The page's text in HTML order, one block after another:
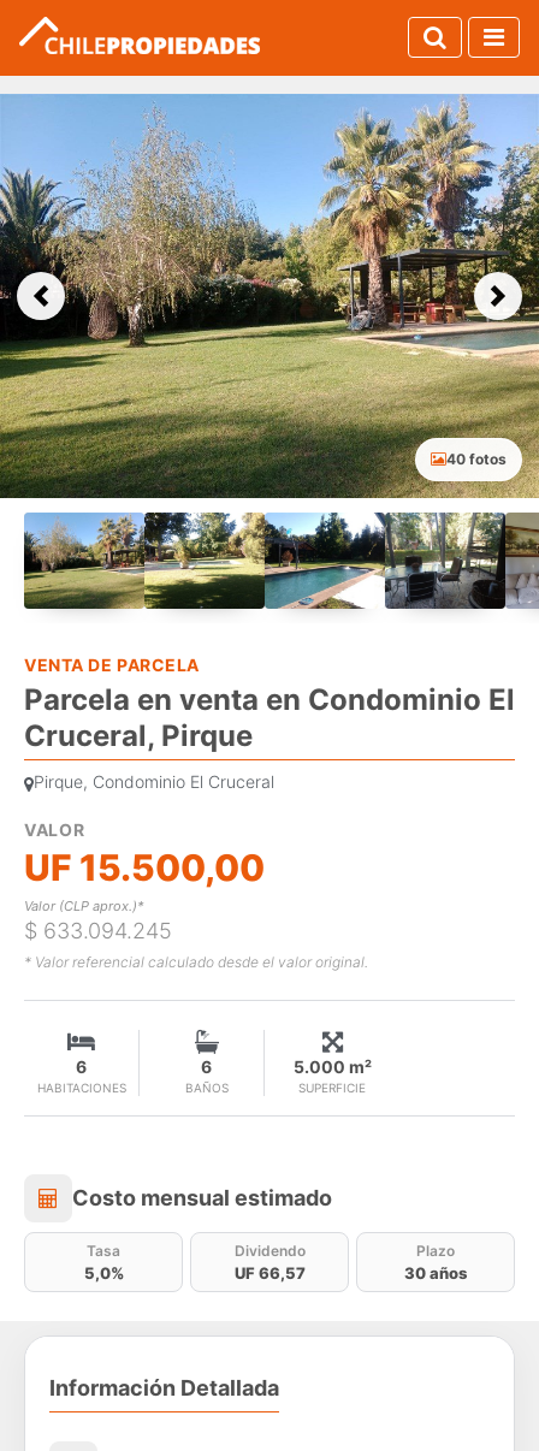
Previous Next
40 fotos
VENTA DE PARCELA
Parcela en venta en Condominio El
Cruceral, Pirque
Pirque, Condominio El Cruceral
VALOR
UF 15.500,00
Valor (CLP aprox.)*
$ 633.094.245
* Valor referencial calculado desde el valor original.
HABITACIONES
6
BAÑOS
6
SUPERFICIE
5.000 m²
Costo mensual estimado
Costo mensual estimado
Tasa
5,0%
Dividendo
UF 66,57
Plazo
30 años
Información Detallada